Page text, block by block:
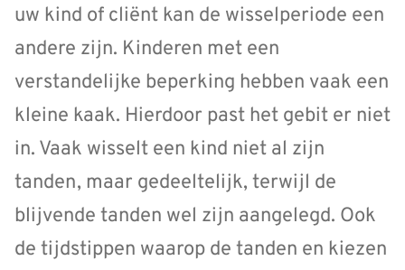
uw kind of cliënt kan de wisselperiode een
andere zijn. Kinderen met een
verstandelijke beperking hebben vaak een
kleine kaak. Hierdoor past het gebit er niet
in. Vaak wisselt een kind niet al zijn
tanden, maar gedeeltelijk, terwijl de
blijvende tanden wel zijn aangelegd. Ook
de tijdstippen waarop de tanden en kiezen